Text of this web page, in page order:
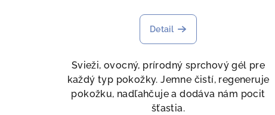
Detail
Svieži, ovocný, prírodný sprchový gél pre
každý typ pokožky. Jemne čistí, regeneruje
pokožku, nadľahčuje a dodáva nám pocit
šťastia.